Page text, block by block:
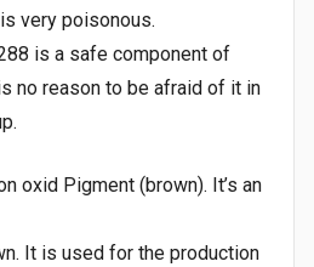
very poisonous.
is a safe component of
no reason to be afraid of it in
oxid Pigment (brown). It’s an
It is used for the production